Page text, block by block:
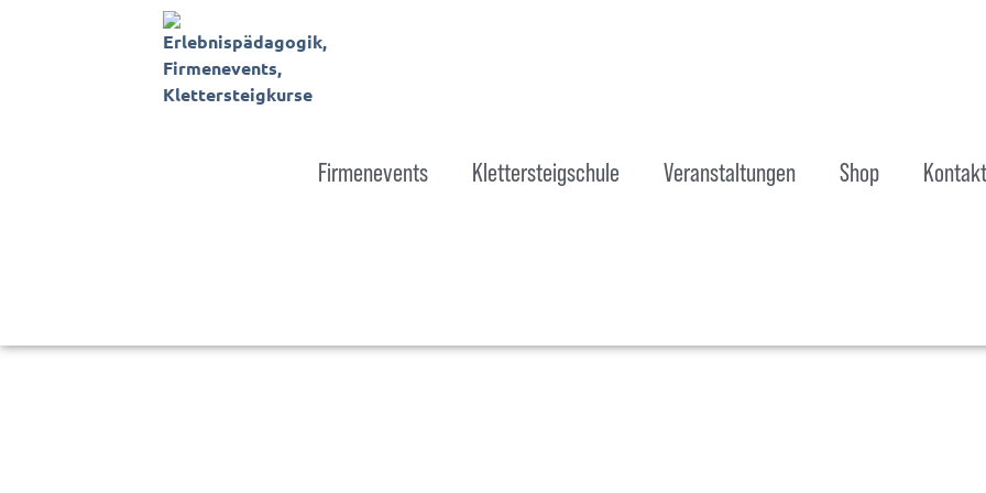
Firmenevents Klettersteigschule Veranstaltungen Shop Kontakt